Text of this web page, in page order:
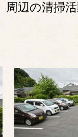
辺の清掃